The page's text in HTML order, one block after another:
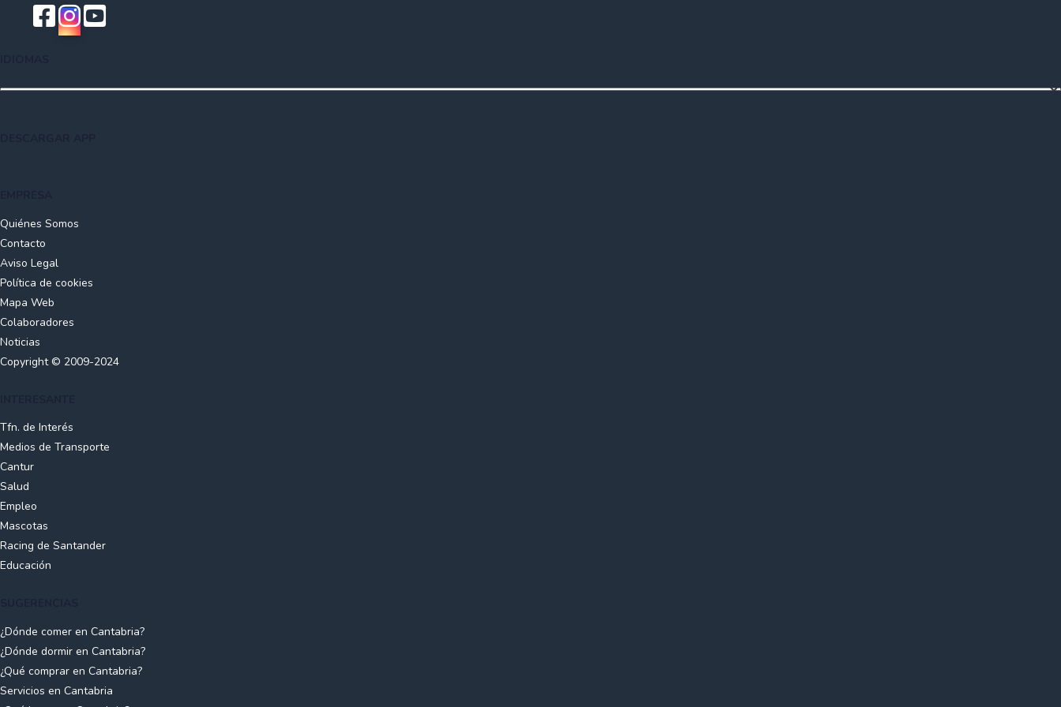
Quiénes Somos
Contacto
Aviso Legal
Política de cookies
Mapa Web
Colaboradores
Noticias
Copyright © 2009-2024
Tfn. de Interés
Medios de Transporte
Cantur
Salud
Empleo
Mascotas
Racing de Santander
Educación
¿Dónde comer en Cantabria?
¿Dónde dormir en Cantabria?
¿Qué comprar en Cantabria?
Servicios en Cantabria